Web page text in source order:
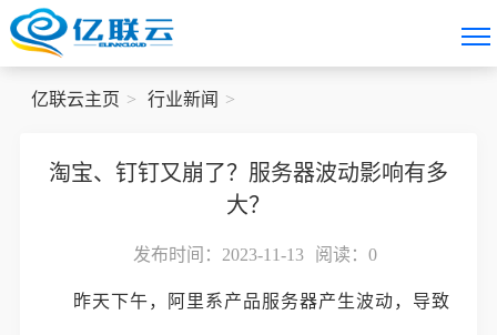
亿联云主页 行业新闻
淘宝、钉钉又崩了？服务器波动影响有多
大？
发布时间：2023-11-13 阅读： 0
昨天下午，阿里系产品服务器产生波动，导致